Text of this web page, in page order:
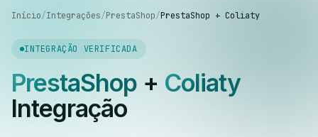
Início/Integrações/PrestaShop/PrestaShop + Coliaty
INTEGRAÇÃO VERIFICADA
PrestaShop+ Coliaty
Integração